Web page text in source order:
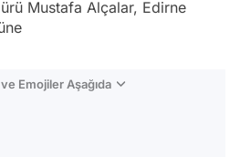
Mustafa Alçalar, Edirne
Emojiler Aşağıda